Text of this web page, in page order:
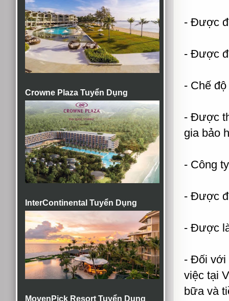
Crowne Plaza Tuyển Dụng
InterContinental Tuyển Dụng
MovenPick Resort Tuyển Dụng
- Được
- Được
- Chế
- Được
gia bảo
- Công
- Được
- Được
- Đối với
việc tại
bữa và